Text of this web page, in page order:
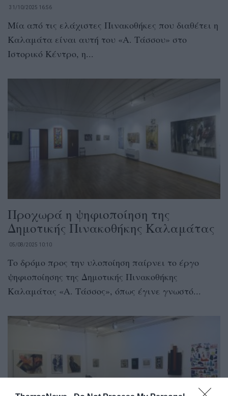
31/10/2025 16:56
Μία από τις ελάχιστες Πινακοθήκες που διαθέτει η
Καλαμάτα είναι αυτή του «Α. Τάσσου» στο
Ιστορικό Κέντρο, η...
Προχωρά η ψηφιοποίηση της
Δημοτικής Πινακοθήκης Καλαμάτας
05/08/2025 10:10
Το δρόμο προς την υλοποίηση παίρνει το έργο
ψηφιοποίησης της Δημοτικής Πινακοθήκης
Καλαμάτας «Α. Τάσσος», όπως έγινε γνωστό...